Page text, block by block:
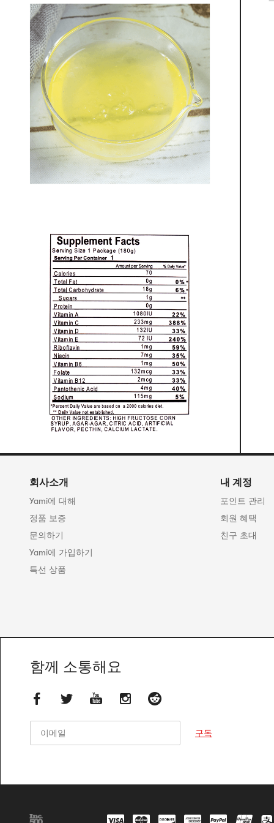
회사소개
Yami에 대해
정품 보증
문의하기
Yami에 가입하기
특선 상품
내 계정
포인트 관리
회원 혜택
친구 초대
함께 소통해요
구독